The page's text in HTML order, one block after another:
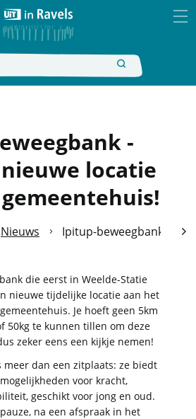
Naar
inhoud
Zoeken
-
locatie
Nieuws Ipitup-beweegbank -
die eerst in Weelde-Statie
nieuwe tijdelijke locatie aan het
Je hoeft geen 5km
50kg te kunnen tillen om deze
zeker eens een kijkje nemen!
meer dan een zitplaats: ze biedt
voor kracht,
geschikt voor jong en oud.
na een afspraak in het